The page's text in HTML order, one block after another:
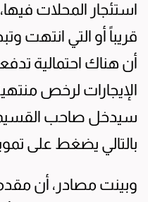
استئجار المحلات
قريباً أو التي انتهت
أن هناك احتمالية
الإيجارات لرخص
سيدخل صاحب
بالتالي يضغط على
وبينت مصادر، أن